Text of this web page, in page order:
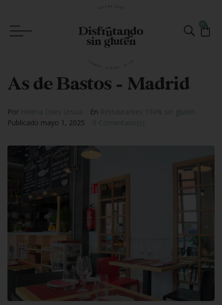
As de Bastos – Madrid
Por Helena Oses Ursua En Restaurantes 100% sin gluten
Publicado mayo 1, 2025 0 Comentario(s)